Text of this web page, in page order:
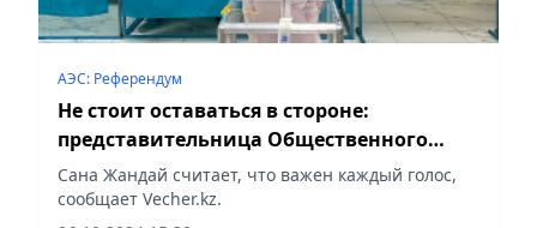
АЭС: Референдум
Не стоит оставаться в стороне:
представительница Общественного
совета Алматы обратилась к горожанам
Сана Жандай считает, что важен каждый голос,
сообщает Vecher.kz.